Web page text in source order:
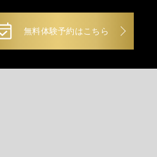
無料体験予約はこちら